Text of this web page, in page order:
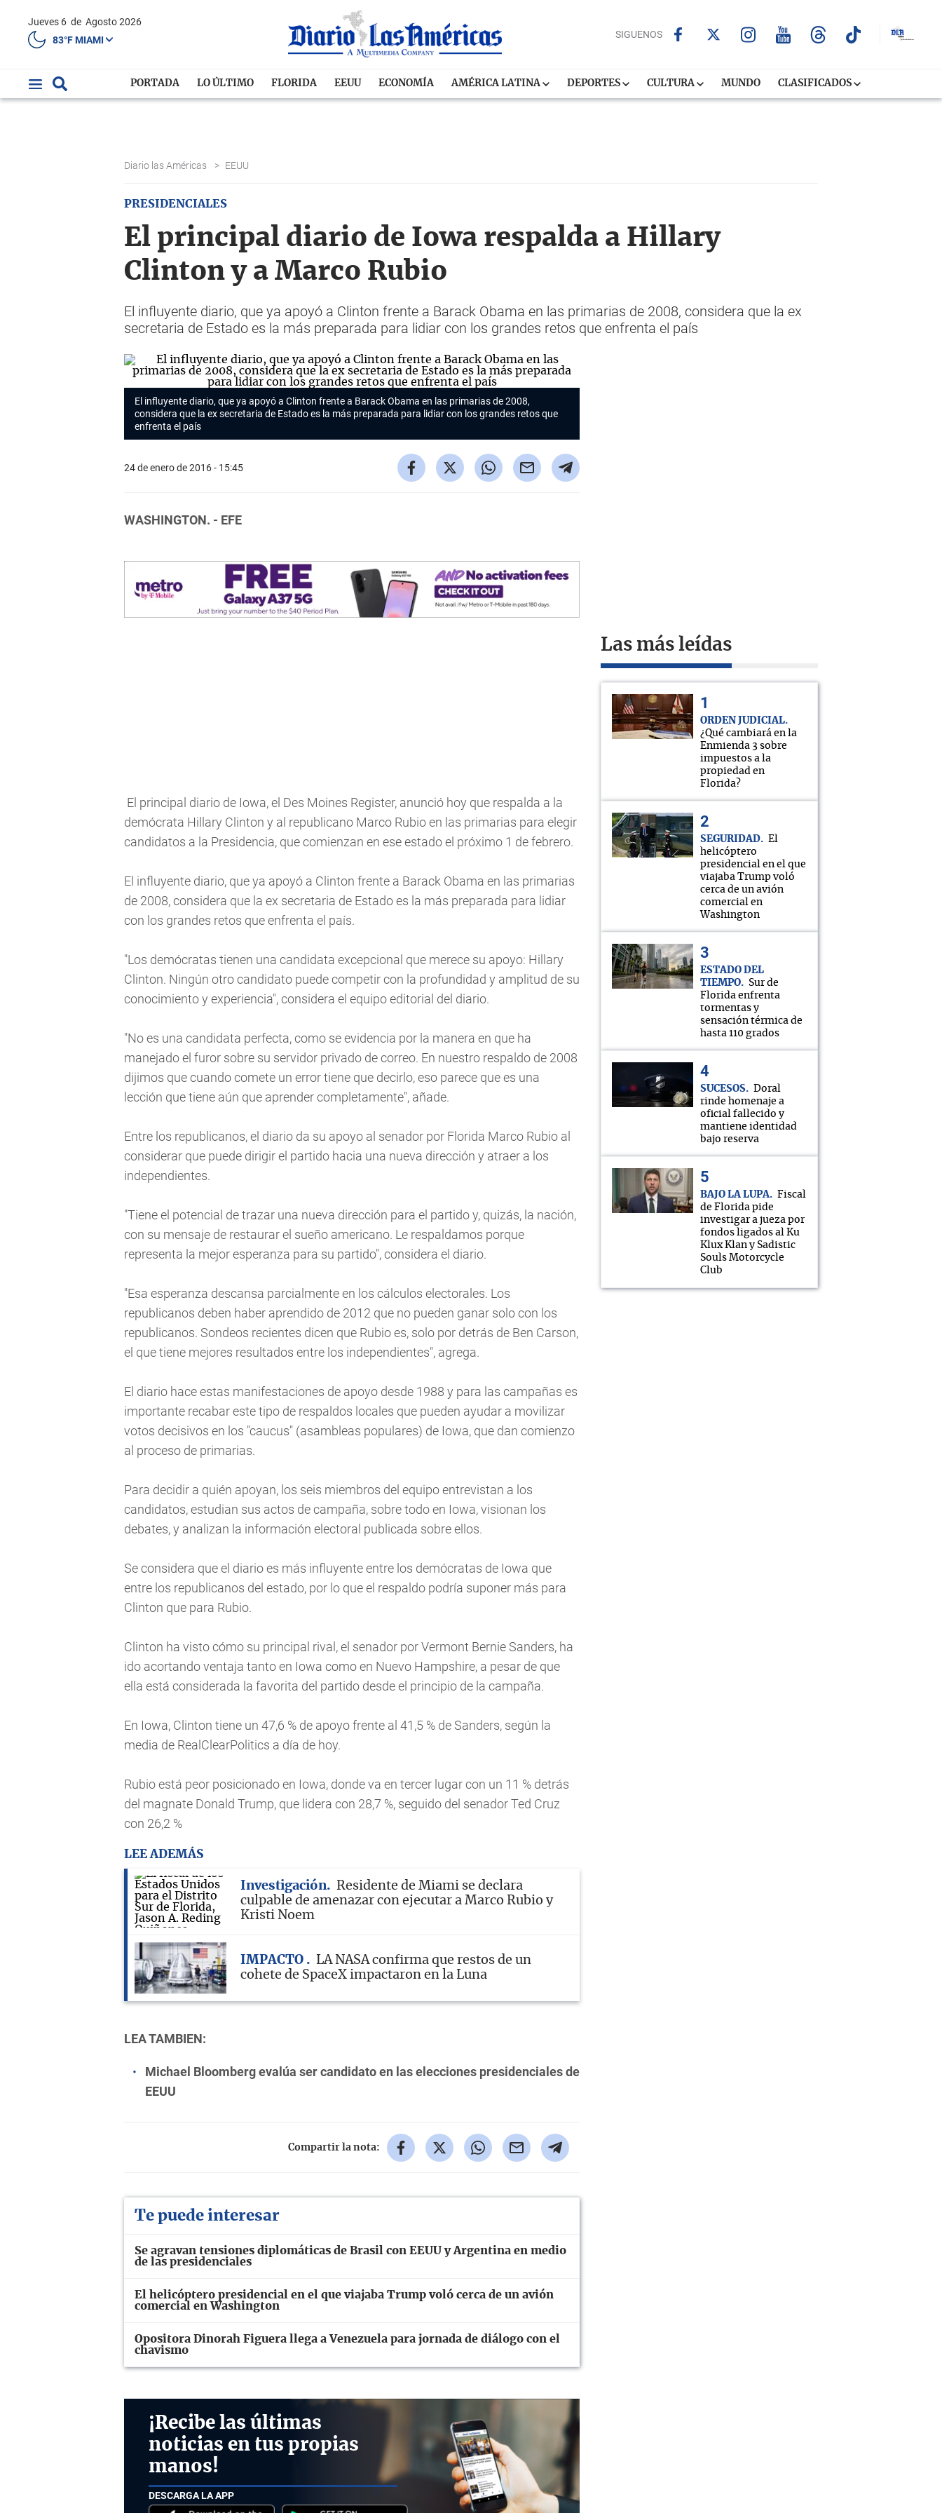
Jueves 6 de Agosto 2026
83°F MIAMI
SIGUENOS
PORTADA LO ÚLTIMO FLORIDA EEUU ECONOMÍA AMÉRICA LATINA DEPORTES CULTURA MUNDO CLASIFICADOS
Diario las Américas > EEUU
PRESIDENCIALES
El principal diario de Iowa respalda a Hillary
Clinton y a Marco Rubio
El influyente diario, que ya apoyó a Clinton frente a Barack Obama en las primarias de 2008, considera que la ex
secretaria de Estado es la más preparada para lidiar con los grandes retos que enfrenta el país
El influyente diario, que ya apoyó a Clinton frente a Barack Obama en las primarias de 2008,
considera que la ex secretaria de Estado es la más preparada para lidiar con los grandes retos que
enfrenta el país
24 de enero de 2016 - 15:45
WASHINGTON. - EFE
El principal diario de Iowa, el Des Moines Register, anunció hoy que respalda a la
demócrata Hillary Clinton y al republicano Marco Rubio en las primarias para elegir
candidatos a la Presidencia, que comienzan en ese estado el próximo 1 de febrero.
El influyente diario, que ya apoyó a Clinton frente a Barack Obama en las primarias
de 2008, considera que la ex secretaria de Estado es la más preparada para lidiar
con los grandes retos que enfrenta el país.
"Los demócratas tienen una candidata excepcional que merece su apoyo: Hillary
Clinton. Ningún otro candidato puede competir con la profundidad y amplitud de su
conocimiento y experiencia", considera el equipo editorial del diario.
"No es una candidata perfecta, como se evidencia por la manera en que ha
manejado el furor sobre su servidor privado de correo. En nuestro respaldo de 2008
dijimos que cuando comete un error tiene que decirlo, eso parece que es una
lección que tiene aún que aprender completamente", añade.
Entre los republicanos, el diario da su apoyo al senador por Florida Marco Rubio al
considerar que puede dirigir el partido hacia una nueva dirección y atraer a los
independientes.
"Tiene el potencial de trazar una nueva dirección para el partido y, quizás, la nación,
con su mensaje de restaurar el sueño americano. Le respaldamos porque
representa la mejor esperanza para su partido", considera el diario.
"Esa esperanza descansa parcialmente en los cálculos electorales. Los
republicanos deben haber aprendido de 2012 que no pueden ganar solo con los
republicanos. Sondeos recientes dicen que Rubio es, solo por detrás de Ben Carson,
el que tiene mejores resultados entre los independientes", agrega.
El diario hace estas manifestaciones de apoyo desde 1988 y para las campañas es
importante recabar este tipo de respaldos locales que pueden ayudar a movilizar
votos decisivos en los "caucus" (asambleas populares) de Iowa, que dan comienzo
al proceso de primarias.
Para decidir a quién apoyan, los seis miembros del equipo entrevistan a los
candidatos, estudian sus actos de campaña, sobre todo en Iowa, visionan los
debates, y analizan la información electoral publicada sobre ellos.
Se considera que el diario es más influyente entre los demócratas de Iowa que
entre los republicanos del estado, por lo que el respaldo podría suponer más para
Clinton que para Rubio.
Clinton ha visto cómo su principal rival, el senador por Vermont Bernie Sanders, ha
ido acortando ventaja tanto en Iowa como en Nuevo Hampshire, a pesar de que
ella está considerada la favorita del partido desde el principio de la campaña.
En Iowa, Clinton tiene un 47,6 % de apoyo frente al 41,5 % de Sanders, según la
media de RealClearPolitics a día de hoy.
Rubio está peor posicionado en Iowa, donde va en tercer lugar con un 11 % detrás
del magnate Donald Trump, que lidera con 28,7 %, seguido del senador Ted Cruz
con 26,2 %
LEE ADEMÁS
Investigación
Residente de Miami se declara
culpable de amenazar con ejecutar a Marco Rubio y
Kristi Noem
IMPACTO
LA NASA confirma que restos de un
cohete de SpaceX impactaron en la Luna
LEA TAMBIEN:
Michael Bloomberg evalúa ser candidato en las elecciones presidenciales de
EEUU
Compartir la nota:
Te puede interesar
Se agravan tensiones diplomáticas de Brasil con EEUU y Argentina en medio
de las presidenciales
El helicóptero presidencial en el que viajaba Trump voló cerca de un avión
comercial en Washington
Opositora Dinorah Figuera llega a Venezuela para jornada de diálogo con el
chavismo
¡Recibe las últimas
noticias en tus propias
manos!
DESCARGA LA APP
Las más leídas
ORDEN JUDICIAL
¿Qué cambiará en la
Enmienda 3 sobre
impuestos a la
propiedad en
Florida?
SEGURIDAD
El
helicóptero
presidencial en el que
viajaba Trump voló
cerca de un avión
comercial en
Washington
ESTADO DEL
TIEMPO
Sur de
Florida enfrenta
tormentas y
sensación térmica de
hasta 110 grados
SUCESOS
Doral
rinde homenaje a
oficial fallecido y
mantiene identidad
bajo reserva
BAJO LA LUPA
Fiscal
de Florida pide
investigar a jueza por
fondos ligados al Ku
Klux Klan y Sadistic
Souls Motorcycle
Club